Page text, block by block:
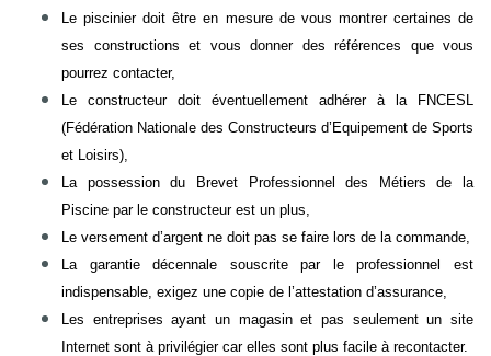
Le piscinier doit être en mesure de vous montrer certaines de
ses constructions et vous donner des références que vous
pourrez contacter,
Le constructeur doit éventuellement adhérer à la FNCESL
(Fédération Nationale des Constructeurs d’Equipement de Sports
et Loisirs),
La possession du Brevet Professionnel des Métiers de la
Piscine par le constructeur est un plus,
Le versement d’argent ne doit pas se faire lors de la commande,
La garantie décennale souscrite par le professionnel est
indispensable, exigez une copie de l’attestation d’assurance,
Les entreprises ayant un magasin et pas seulement un site
Internet sont à privilégier car elles sont plus facile à recontacter.